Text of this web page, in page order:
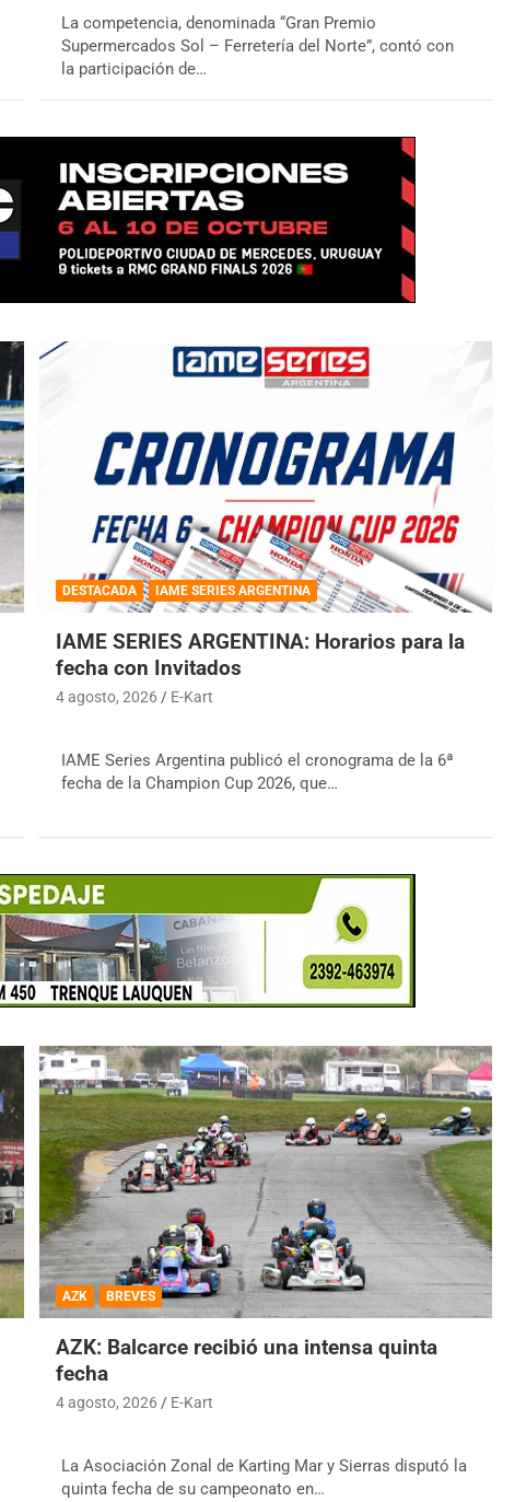
La competencia, denominada “Gran Premio
Supermercados Sol – Ferretería del Norte”, contó con
la participación de…
DESTACADA IAME SERIES ARGENTINA
IAME SERIES ARGENTINA: Horarios para la
fecha con Invitados
4 agosto, 2026 E-Kart
IAME Series Argentina publicó el cronograma de la 6ª
fecha de la Champion Cup 2026, que…
AZK BREVES
AZK: Balcarce recibió una intensa quinta
fecha
4 agosto, 2026 E-Kart
La Asociación Zonal de Karting Mar y Sierras disputó la
quinta fecha de su campeonato en…